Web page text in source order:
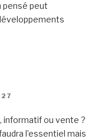
pensé peut
informatif ou vente ?
l’essentiel mais